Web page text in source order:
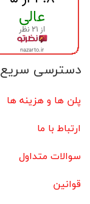
دسترسی سریع
پلن ها و هزینه ها
ارتباط با ما
سوالات متداول
قوانین